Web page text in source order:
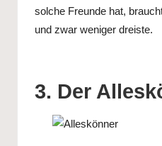
solche Freunde hat,
und zwar weniger dreiste.
3. Der